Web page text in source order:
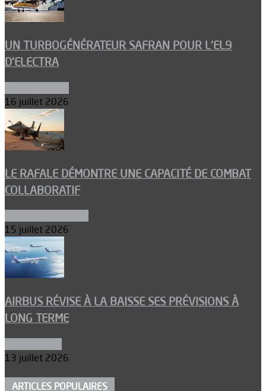
UN TURBOGÉNÉRATEUR SAFRAN POUR L’EL9
D’ELECTRA
16 juillet 2026
LE RAFALE DÉMONTRE UNE CAPACITÉ DE COMBAT
COLLABORATIF
15 juillet 2026
AIRBUS RÉVISE À LA BAISSE SES PRÉVISIONS À
LONG TERME
13 juillet 2026
ARTICLES POPULAIRES